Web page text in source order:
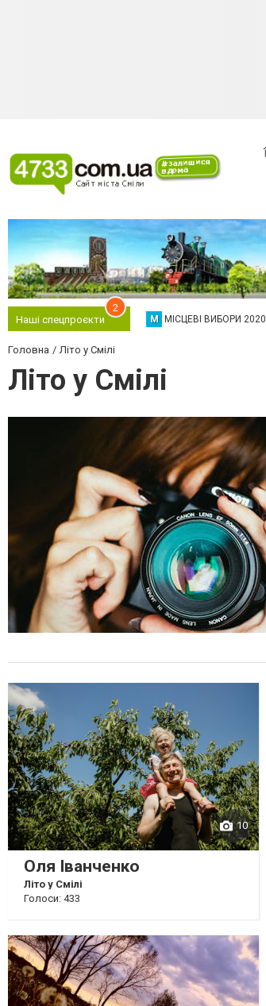
Наші спецпроєкти
2
М МІСЦЕВІ ВИБОРИ 2020
Головна Літо у Смілі
Літо у Смілі
10
Оля Іванченко
Літо у Смілі
Голоси: 433